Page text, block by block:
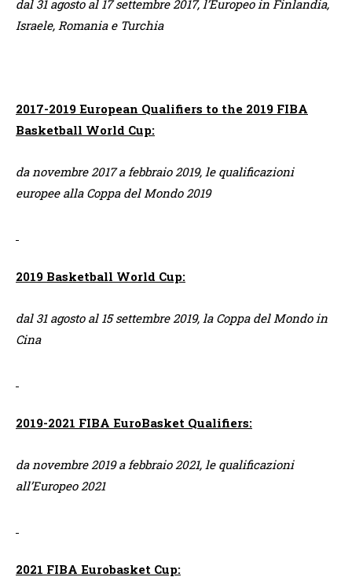
dal 31 agosto al 17 settembre 2017, l’Europeo in Finlandia,
Israele, Romania e Turchia
2017-2019 European Qualifiers to the 2019 FIBA
Basketball World Cup:
da novembre 2017 a febbraio 2019, le qualificazioni
europee alla Coppa del Mondo 2019
2019 Basketball World Cup:
dal 31 agosto al 15 settembre 2019, la Coppa del Mondo in
Cina
2019-2021 FIBA EuroBasket Qualifiers:
da novembre 2019 a febbraio 2021, le qualificazioni
all’Europeo 2021
2021 FIBA Eurobasket Cup: